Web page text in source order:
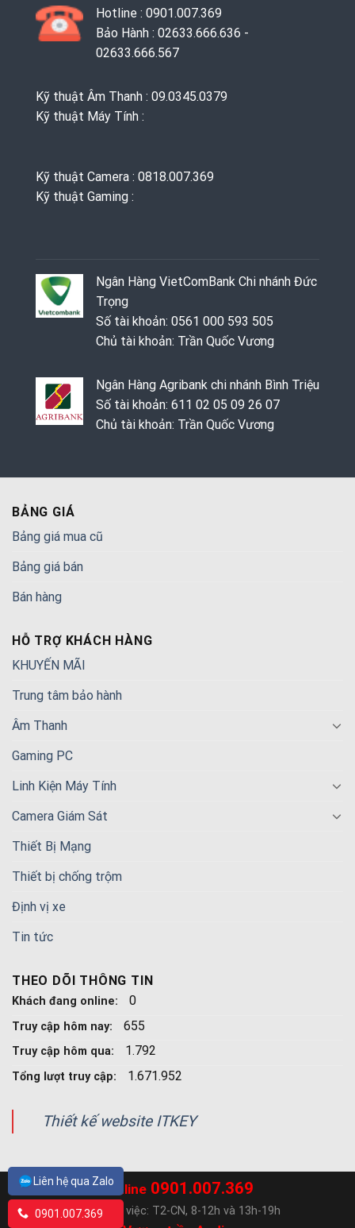
Hotline : 0901.007.369
Bảo Hành : 02633.666.636 -
02633.666.567
Kỹ thuật Âm Thanh : 09.0345.0379
Kỹ thuật Máy Tính :
Kỹ thuật Camera : 0818.007.369
Kỹ thuật Gaming ‭: ‬
Ngân Hàng VietComBank Chi nhánh Đức
Trọng
Số tài khoản: 0561 000 593 505
Chủ tài khoản: Trần Quốc Vương
Ngân Hàng Agribank chi nhánh Bình Triệu
Số tài khoản: 611 02 05 09 26 07
Chủ tài khoản: Trần Quốc Vương
BẢNG GIÁ
Bảng giá mua cũ
Bảng giá bán
Bán hàng
HỖ TRỢ KHÁCH HÀNG
KHUYẾN MÃI
Trung tâm bảo hành
Âm Thanh
Gaming PC
Linh Kiện Máy Tính
Camera Giám Sát
Thiết Bị Mạng
Thiết bị chống trộm
Định vị xe
Tin tức
THEO DÕI THÔNG TIN
Khách đang online: 0
Truy cập hôm nay: 655
Truy cập hôm qua: 1.792
Tổng lượt truy cập: 1.671.952
Thiết kế website ITKEY
Hotline 0901.007.369
Ngày làm việc: T2-CN, 8-12h và 13h-19h
Liên hệ qua Zalo
0901.007.369